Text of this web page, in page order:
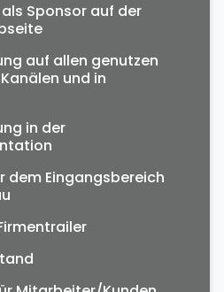
Sponsor auf der
auf allen genutzen
und in
in der
dem Eingangsbereich